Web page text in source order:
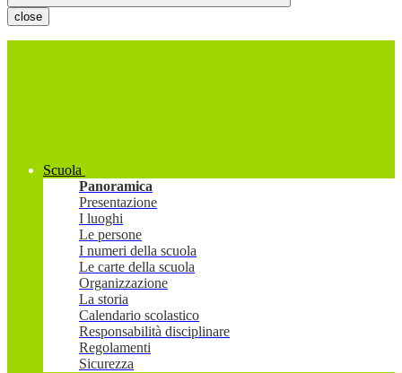
close
Scuola
Panoramica
Presentazione
I luoghi
Le persone
I numeri della scuola
Le carte della scuola
Organizzazione
La storia
Calendario scolastico
Responsabilità disciplinare
Regolamenti
Sicurezza